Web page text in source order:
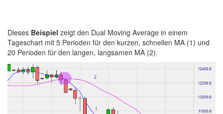
Dieses Beispiel zeigt den Dual Moving Average in einem
Tageschart mit 5 Perioden für den kurzen, schnellen MA (1) und
20 Perioden für den langen, langsamen MA (2).